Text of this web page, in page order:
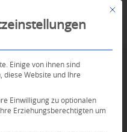
Mit
Einige von ihnen sind
diese Website und Ihre
Einwilligung zu optionalen
Erziehungsberechtigten um